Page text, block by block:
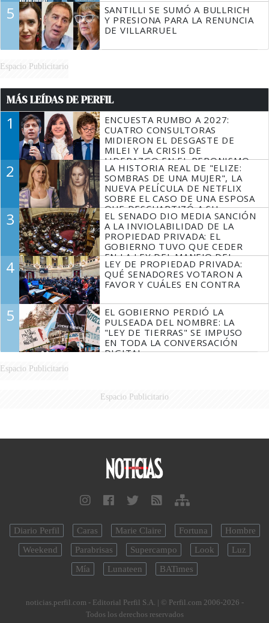
5
SANTILLI SE SUMÓ A BULLRICH
Y PRESIONA PARA LA RENUNCIA
DE VILLARRUEL
Espacio Publicitario
MÁS LEÍDAS DE PERFIL
1
ENCUESTA RUMBO A 2027:
CUATRO CONSULTORAS
MIDIERON EL DESGASTE DE
MILEI Y LA CRISIS DE
LIDERAZGO EN EL PERONISMO
2
LA HISTORIA REAL DE "ELIZE:
SOMBRAS DE UNA MUJER", LA
NUEVA PELÍCULA DE NETFLIX
SOBRE EL CASO DE UNA ESPOSA
QUE DESCUARTIZÓ A SU
MARIDO
3
EL SENADO DIO MEDIA SANCIÓN
A LA INVIOLABILIDAD DE LA
PROPIEDAD PRIVADA: EL
GOBIERNO TUVO QUE CEDER
EN LA LEY DEL MANEJO DEL
FUEGO
4
LEY DE PROPIEDAD PRIVADA:
QUÉ SENADORES VOTARON A
FAVOR Y CUÁLES EN CONTRA
5
EL GOBIERNO PERDIÓ LA
PULSEADA DEL NOMBRE: LA
"LEY DE TIERRAS" SE IMPUSO
EN TODA LA CONVERSACIÓN
DIGITAL
Espacio Publicitario
Espacio Publicitario
Diario Perfil Caras Marie Claire Fortuna
Hombre
Weekend
Parabrisas Supercampo Look
Luz
Mía
Lunateen BATimes
noticias.perfil.com - Editorial Perfil S.A. | © Perfil.com 2006-2026 -
Todos los derechos reservados